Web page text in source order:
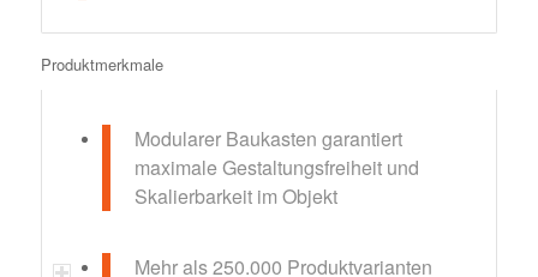
Produktmerkmale
Modularer Baukasten garantiert
maximale Gestaltungsfreiheit und
Skalierbarkeit im Objekt
Mehr als 250.000 Produktvarianten